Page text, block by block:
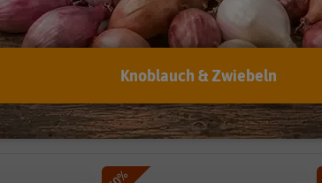
Lieferbarkeit
Knoblauch & Zwiebeln